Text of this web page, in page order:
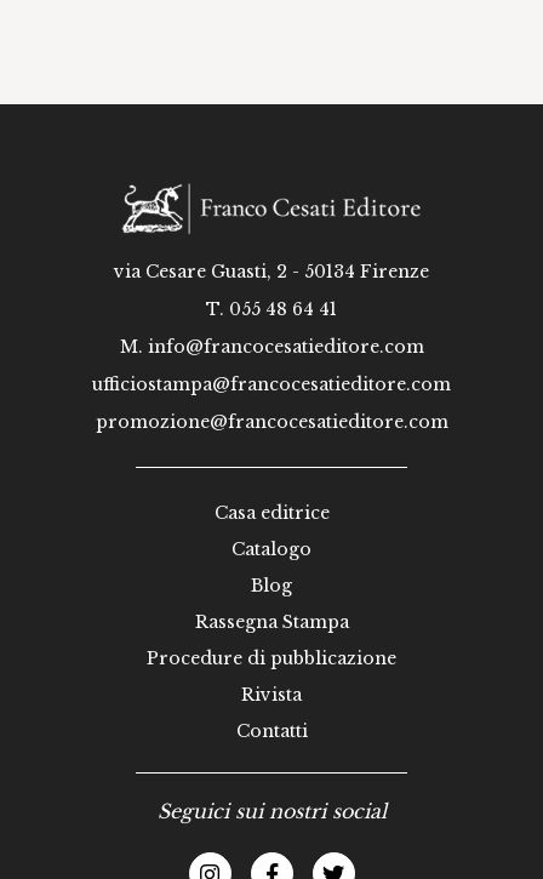
via Cesare Guasti, 2 - 50134 Firenze
T. 055 48 64 41
M. info@francocesatieditore.com
ufficiostampa@francocesatieditore.com
promozione@francocesatieditore.com
Casa editrice
Catalogo
Blog
Rassegna Stampa
Procedure di pubblicazione
Rivista
Contatti
Seguici sui nostri social